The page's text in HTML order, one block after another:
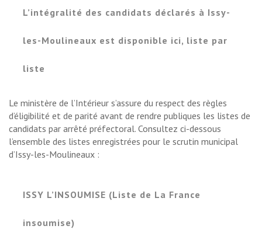
L’intégralité des candidats déclarés à Issy-
les-Moulineaux est disponible ici, liste par
liste
Le ministère de l’Intérieur s’assure du respect des règles
d’éligibilité et de parité avant de rendre publiques les listes de
candidats par arrêté préfectoral. Consultez ci-dessous
l’ensemble des listes enregistrées pour le scrutin municipal
d’Issy-les-Moulineaux :
ISSY L’INSOUMISE (Liste de La France
insoumise)